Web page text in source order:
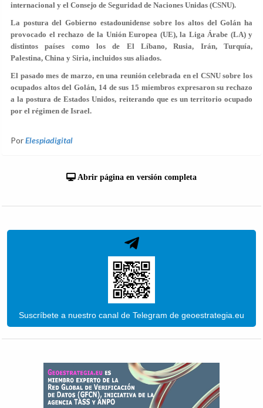
internacional y el Consejo de Seguridad de Naciones Unidas (CSNU).
La postura del Gobierno estadounidense sobre los altos del Golán ha
provocado el rechazo de la Unión Europea (UE), la Liga Árabe (LA) y
distintos países como los de El Líbano, Rusia, Irán, Turquía,
Palestina, China y Siria, incluidos sus aliados.
El pasado mes de marzo, en una reunión celebrada en el CSNU sobre los
ocupados altos del Golán, 14 de sus 15 miembros expresaron su rechazo
a la postura de Estados Unidos, reiterando que es un territorio ocupado
por el régimen de Israel.
PorElespiadigital
Abrir página en versión completa
Suscríbete a nuestro canal de Telegram de geoestrategia.eu